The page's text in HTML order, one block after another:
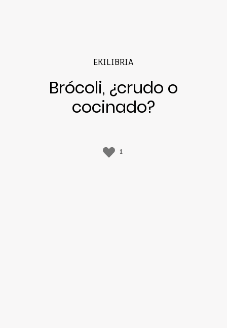
EKILIBRIA
Brócoli, ¿crudo o
cocinado?
1